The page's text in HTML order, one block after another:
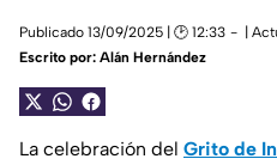
Publicado 13/09/2025 | 🕑 12:33 |
Escrito por: Alán Hernández
La celebración del Grito de